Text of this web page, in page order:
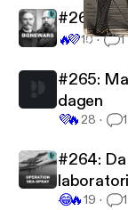
#260:
#266:
🔥💜10 1
#265:
dagen
💜🔥 28 1
#264:
😂🔥19 1